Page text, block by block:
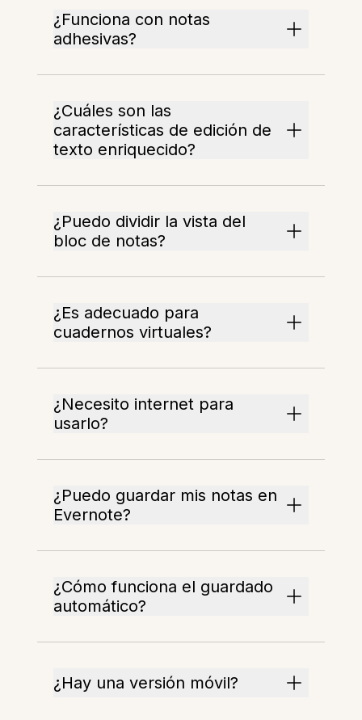
¿Funciona con notas
adhesivas?
¿Cuáles son las
características de edición de
texto enriquecido?
¿Puedo dividir la vista del
bloc de notas?
¿Es adecuado para
cuadernos virtuales?
¿Necesito internet para
usarlo?
¿Puedo guardar mis notas en
Evernote?
¿Cómo funciona el guardado
automático?
¿Hay una versión móvil?